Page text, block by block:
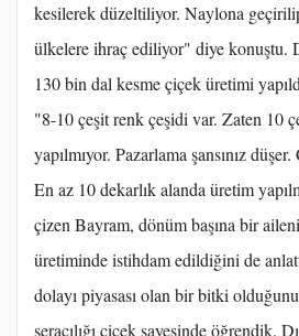
kesilerek düzeltiliyor. Naylona
ülkelere ihraç ediliyor" diye konuştu.
130 bin dal kesme çiçek üretimi
"8-10 çeşit renk çeşidi var. Zaten 10
yapılmıyor. Pazarlama şansınız
En az 10 dekarlık alanda üretim
çizen Bayram, dönüm başına bir
üretiminde istihdam edildiğini de
dolayı piyasası olan bir bitki
seracılığı çiçek sayesinde öğrendik.